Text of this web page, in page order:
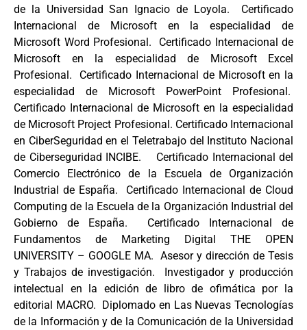
de la Universidad San Ignacio de Loyola. Certificado
Internacional de Microsoft en la especialidad de
Microsoft Word Profesional. Certificado Internacional de
Microsoft en la especialidad de Microsoft Excel
Profesional. Certificado Internacional de Microsoft en la
especialidad de Microsoft PowerPoint Profesional.
Certificado Internacional de Microsoft en la especialidad
de Microsoft Project Profesional. Certificado Internacional
en CiberSeguridad en el Teletrabajo del Instituto Nacional
de Ciberseguridad INCIBE. Certificado Internacional del
Comercio Electrónico de la Escuela de Organización
Industrial de España. Certificado Internacional de Cloud
Computing de la Escuela de la Organización Industrial del
Gobierno de España. Certificado Internacional de
Fundamentos de Marketing Digital THE OPEN
UNIVERSITY – GOOGLE MA. Asesor y dirección de Tesis
y Trabajos de investigación. Investigador y producción
intelectual en la edición de libro de ofimática por la
editorial MACRO. Diplomado en Las Nuevas Tecnologías
de la Información y de la Comunicación de la Universidad